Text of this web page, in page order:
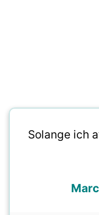
Solange ich